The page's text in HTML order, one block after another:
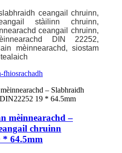
ceangail chruinn,
stàilinn chruinn,
ceangail chruinn,
DIN 22252,
mèinnearachd, siostam
fhiosrachadh
mèinnearachd –
chruinn
* 64.5mm